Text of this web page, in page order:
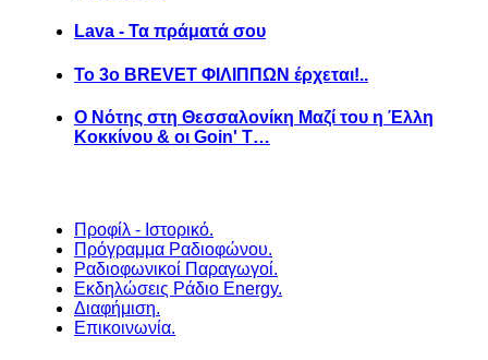
Lava - Τα πράματά σου
Το 3ο BREVET ΦΙΛΙΠΠΩΝ έρχεται!..
Ο Νότης στη Θεσσαλονίκη Μαζί του η Έλλη
Κοκκίνου & οι Goin' T…
Προφίλ - Ιστορικό.
Πρόγραμμα Ραδιοφώνου.
Ραδιοφωνικοί Παραγωγοί.
Εκδηλώσεις Ράδιο Energy.
Διαφήμιση.
Επικοινωνία.